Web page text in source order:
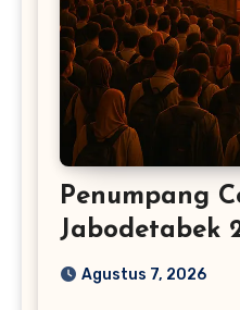
Penumpang
Jabodetabek
Baru Warga
Agustus 7, 2026